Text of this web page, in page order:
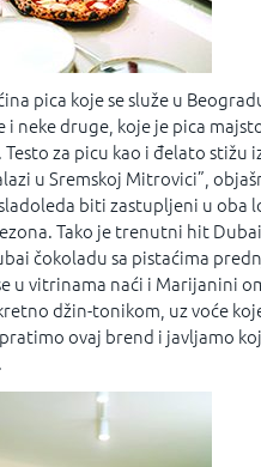
pica koje se služe u
i neke druge, koje je pica
za picu kao i đelato stižu
u Sremskoj Mitrovici”,
biti zastupljeni u oba
Tako je trenutni hit
čokoladu sa pistaćima
u vitrinama naći i Marijanini
džin-tonikom, uz voće
ovaj brend i javljamo